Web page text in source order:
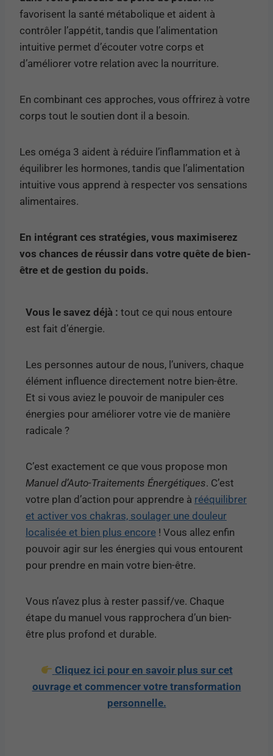
favorisent la santé métabolique et aident à
contrôler l’appétit, tandis que l’alimentation
intuitive permet d’écouter votre corps et
d’améliorer votre relation avec la nourriture.
En combinant ces approches, vous offrirez à votre
corps tout le soutien dont il a besoin.
Les oméga 3 aident à réduire l’inflammation et à
équilibrer les hormones, tandis que l’alimentation
intuitive vous apprend à respecter vos sensations
alimentaires.
En intégrant ces stratégies, vous maximiserez
vos chances de réussir dans votre quête de bien-
être et de gestion du poids.
Vous le savez déjà : tout ce qui nous entoure
est fait d’énergie.
Les personnes autour de nous, l’univers, chaque
élément influence directement notre bien-être.
Et si vous aviez le pouvoir de manipuler ces
énergies pour améliorer votre vie de manière
radicale ?
C’est exactement ce que vous propose mon
Manuel d’Auto-Traitements Énergétiques. C’est
votre plan d’action pour apprendre à rééquilibrer
et activer vos chakras, soulager une douleur
localisée et bien plus encore ! Vous allez enfin
pouvoir agir sur les énergies qui vous entourent
pour prendre en main votre bien-être.
Vous n’avez plus à rester passif/ve. Chaque
étape du manuel vous rapprochera d’un bien-
être plus profond et durable.
Cliquez ici pour en savoir plus sur cet
ouvrage et commencer votre transformation
personnelle.